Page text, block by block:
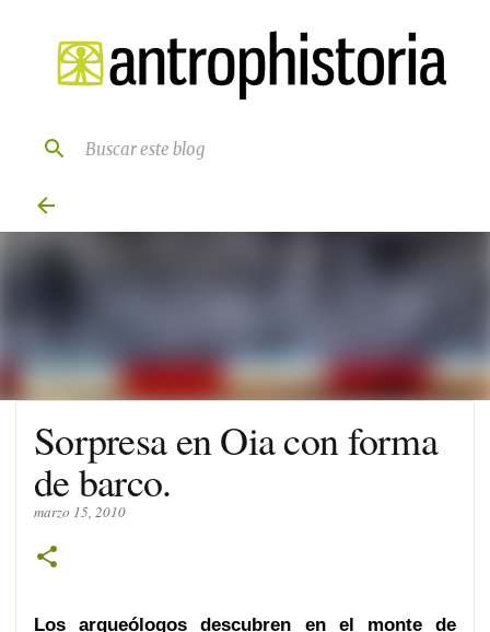
Ir al contenido principal
Sorpresa en Oia con forma
de barco.
marzo 15, 2010
Los arqueólogos descubren en el monte de